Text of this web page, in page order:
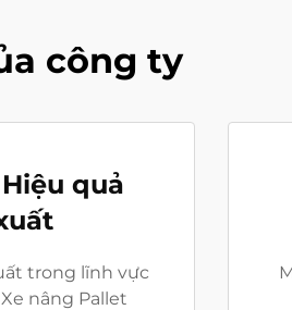
công ty
quả
trong lĩnh vực
nâng Pallet